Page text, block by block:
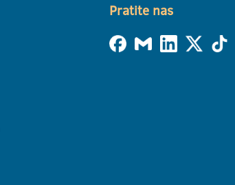
Pratite nas